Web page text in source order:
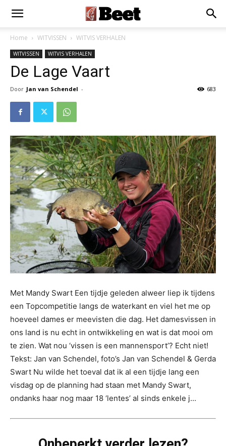
Home WITVISSEN WITVIS VERHALEN
WITVISSEN WITVIS VERHALEN
De Lage Vaart
Door Jan van Schendel - 683
Met Mandy Swart Een tijdje geleden alweer liep ik tijdens
een Topcompetitie langs de waterkant en viel het me op
hoeveel dames er meevisten die dag. Het damesvissen in
ons land is nu echt in ontwikkeling en wat is dat mooi om
te zien. Wat nou ‘vissen is een mannensport’? Echt niet!
Tekst: Jan van Schendel, foto’s Jan van Schendel & Gerda
Swart Nu wilde het toeval dat ik al een tijdje lang een
visdag op de planning had staan met Mandy Swart,
ondanks haar nog maar 18 ‘lentes’ al sinds enkele j...